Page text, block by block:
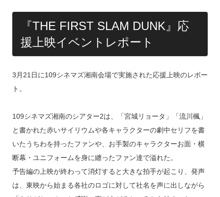
『THE FIRST SLAM DUNK』応
援上映イベントレポート
3月21日に109シネマズ湘南会場で実施された応援上映のレポー
ト。
109シネマズ湘南のシアター2は、「宮城リョータ」「流川楓」
と書かれた赤いサイリウムや各キャラクターの劇中セリフを書
いたうちわを持ったファンや、お手製のキャラクターお面・横
断幕・ユニフォームを身に纏ったファン達で溢れた。
予告編の上映が終わって消灯すると大きな拍手が起こり、発声
は、東映から始まる各社のロゴに対して社名を声に出しながら